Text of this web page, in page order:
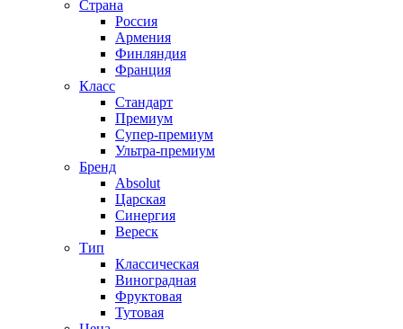
Страна
Россия
Армения
Финляндия
Франция
Класс
Стандарт
Премиум
Супер-премиум
Ультра-премиум
Бренд
Absolut
Царская
Синергия
Вереск
Тип
Классическая
Виноградная
Фруктовая
Тутовая